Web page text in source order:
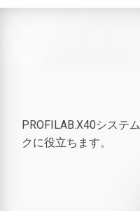
PROFILAB.X40システ
クに役立ちます。